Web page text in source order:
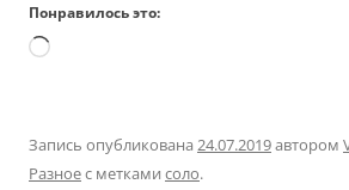
Понравилось это:
Загрузка…
Запись опубликована 24.07.2019автором
Разноес метками соло.